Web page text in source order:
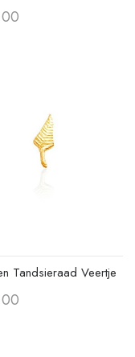
Tandsieraad Veertje